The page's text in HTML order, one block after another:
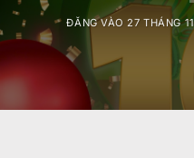
ĐĂNG VÀO27 THÁNG